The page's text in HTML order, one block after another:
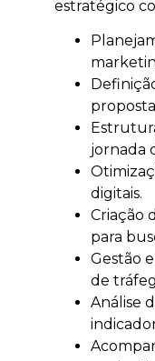
estratégico
jornada
digitais.
Criação
para
Gestão
de
Análise